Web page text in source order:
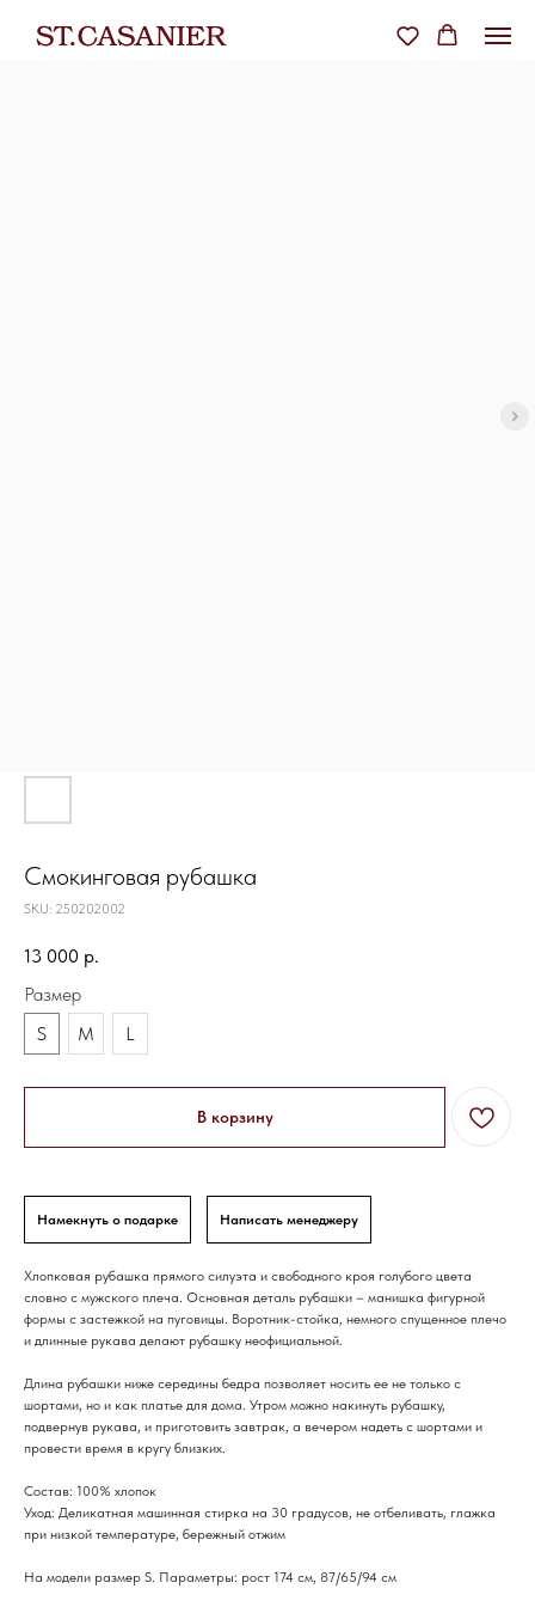
Смокинговая рубашка
SKU: 250202002
13 000 р.
Размер
S
M L
В корзину
Намекнуть о подарке Написать менеджеру
Хлопковая рубашка прямого силуэта и свободного кроя голубого цвета
словно с мужского плеча. Основная деталь рубашки – манишка фигурной
формы с застежкой на пуговицы. Воротник-стойка, немного спущенное плечо
и длинные рукава делают рубашку неофициальной.
Длина рубашки ниже середины бедра позволяет носить ее не только с
шортами, но и как платье для дома. Утром можно накинуть рубашку,
подвернув рукава, и приготовить завтрак, а вечером надеть с шортами и
провести время в кругу близких.
Состав: 100% хлопок
Уход: Деликатная машинная стирка на 30 градусов, не отбеливать, глажка
при низкой температуре, бережный отжим
На модели размер S. Параметры: рост 174 см, 87/65/94 см